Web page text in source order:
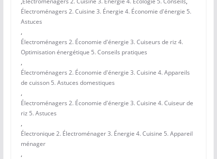
Électroménagers 2. Cuisine 3. Énergie 4. Économie d'énergie 5.
Astuces
,
Électroménagers 2. Économie d'énergie 3. Cuiseurs de riz 4.
Optimisation énergétique 5. Conseils pratiques
,
Électroménagers 2. Économie d'énergie 3. Cuisine 4. Appareils
de cuisson 5. Astuces domestiques
,
Électroménagers 2. Économie d'énergie 3. Cuisine 4. Cuiseur de
riz 5. Astuces
,
Électronique 2. Électroménager 3. Énergie 4. Cuisine 5. Appareil
ménager
,